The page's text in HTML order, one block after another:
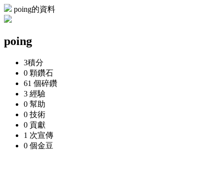
poing的資料
poing
3積分
0 顆鑽石
61 個碎鑽
3 經驗
0 幫助
0 技術
0 貢獻
1 次宣傳
0 個金豆